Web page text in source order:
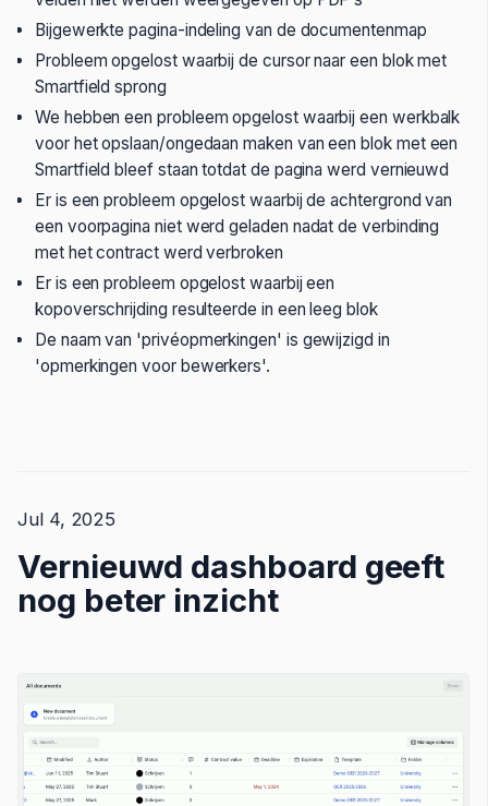
Bijgewerkte pagina-indeling van de documentenmap
Probleem opgelost waarbij de cursor naar een blok met
Smartfield sprong
We hebben een probleem opgelost waarbij een werkbalk
voor het opslaan/ongedaan maken van een blok met een
Smartfield bleef staan totdat de pagina werd vernieuwd
Er is een probleem opgelost waarbij de achtergrond van
een voorpagina niet werd geladen nadat de verbinding
met het contract werd verbroken
Er is een probleem opgelost waarbij een
kopoverschrijding resulteerde in een leeg blok
De naam van 'privéopmerkingen' is gewijzigd in
'opmerkingen voor bewerkers'.
Jul 4, 2025
Vernieuwd dashboard geeft
nog beter inzicht